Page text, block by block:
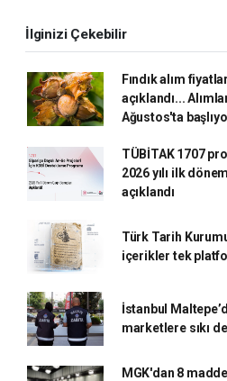
İlginizi Çekebilir
Fındık alım
açıklandı...
Ağustos'ta
TÜBİTAK 1707
2026 yılı ilk
açıklandı
Türk Tarih
içerikler tek
İstanbul
marketlere sıkı
MGK'dan 8